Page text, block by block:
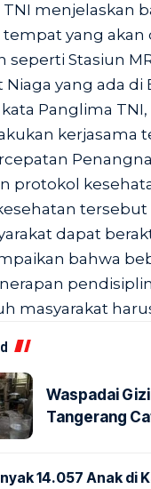
menjelaskan
tempat yang
seperti Stasiun
Niaga yang ada di
Panglima
kerjasama
protokol
tersebut
dapat
bahwa
masyarakat
Waspadai
Tangerang
14.057 Anak di